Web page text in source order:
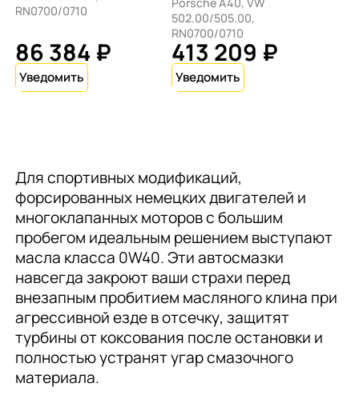
RN0700/0710
86 384 ₽
Porsche A40, VW
502.00/505.00,
RN0700/0710
413 209 ₽
Для спортивных модификаций,
форсированных немецких двигателей и
многоклапанных моторов с большим
пробегом идеальным решением выступают
масла класса 0W40. Эти автосмазки
навсегда закроют ваши страхи перед
внезапным пробитием масляного клина при
агрессивной езде в отсечку, защитят
турбины от коксования после остановки и
полностью устранят угар смазочного
материала.